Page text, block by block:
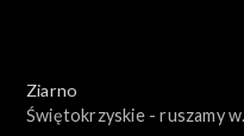
Ziarno
Świętokrzyskie - ruszamy w